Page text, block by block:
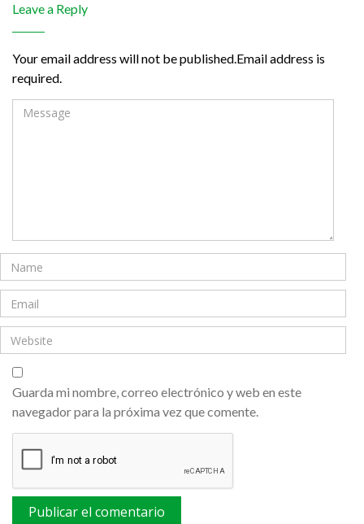
Leave a Reply
Your email address will not be published.Email address is
required.
Guarda mi nombre, correo electrónico y web en este
navegador para la próxima vez que comente.